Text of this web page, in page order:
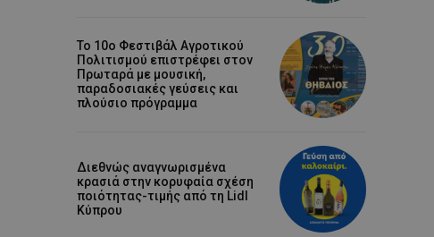
Το 10ο Φεστιβάλ Αγροτικού
Πολιτισμού επιστρέφει στον
Πρωταρά με μουσική,
παραδοσιακές γεύσεις και
πλούσιο πρόγραμμα
Διεθνώς αναγνωρισμένα
κρασιά στην κορυφαία σχέση
ποιότητας-τιμής από τη Lidl
Κύπρου